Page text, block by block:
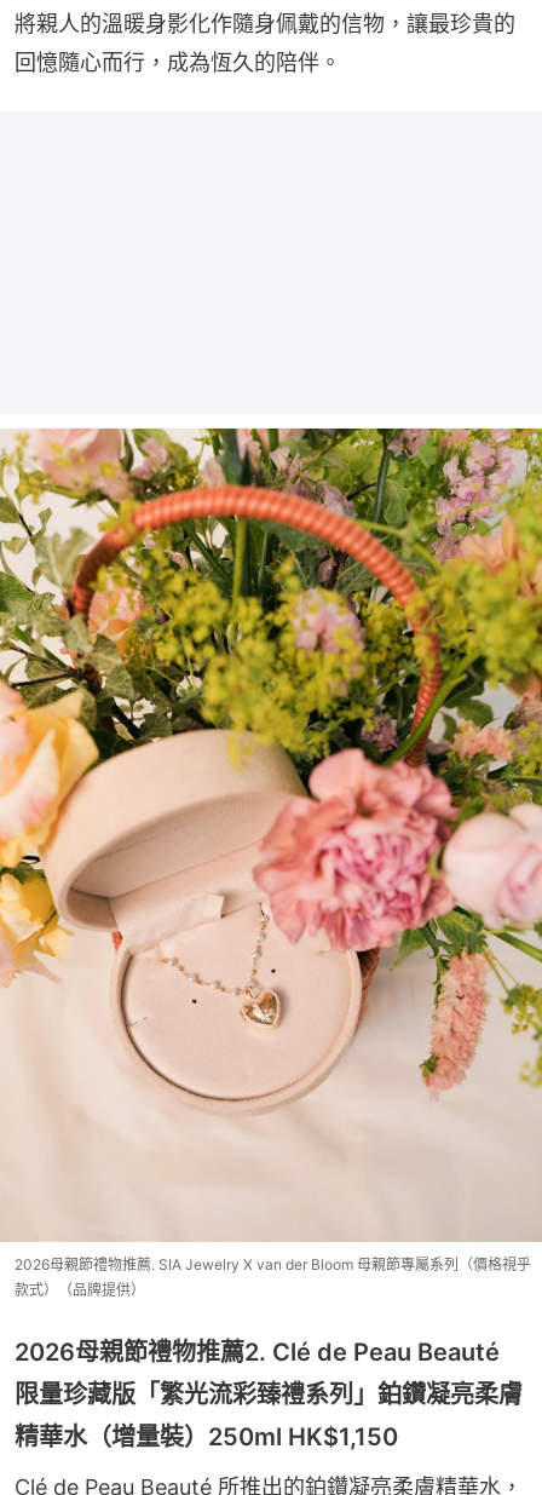
將親人的溫暖身影化作隨身佩戴的信物，讓最珍貴的
回憶隨心而行，成為恆久的陪伴。
2026母親節禮物推薦. SIA Jewelry X van der Bloom 母親節專屬系列（價格視乎
款式）（品牌提供）
2026母親節禮物推薦2. Clé de Peau Beauté
限量珍藏版「繁光流彩臻禮系列」鉑鑽凝亮柔膚
精華水（增量裝）250ml HK$1,150
Clé de Peau Beauté 所推出的鉑鑽凝亮柔膚精華水，